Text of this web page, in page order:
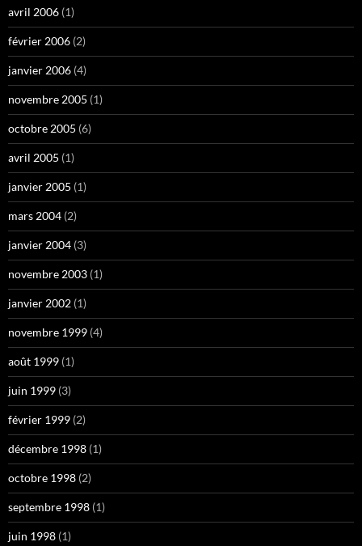
avril 2006 (1)
février 2006 (2)
janvier 2006 (4)
novembre 2005 (1)
octobre 2005 (6)
avril 2005 (1)
janvier 2005 (1)
mars 2004 (2)
janvier 2004 (3)
novembre 2003 (1)
janvier 2002 (1)
novembre 1999 (4)
août 1999 (1)
juin 1999 (3)
février 1999 (2)
décembre 1998 (1)
octobre 1998 (2)
septembre 1998 (1)
juin 1998 (1)